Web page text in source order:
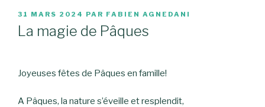
PUBLIÉ
LE
31 MARS 2024 PAR FABIEN AGNEDANI
La magie de Pâques
Joyeuses fêtes de Pâques en famille!
A Pâques, la nature s’éveille et resplendit,